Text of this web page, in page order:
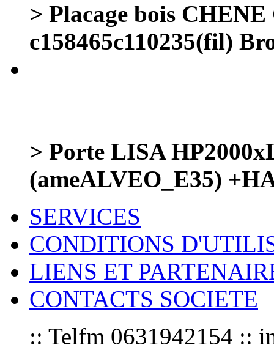
> Placage bois
c158465c110235(fil)
> Porte LISA
(ameALVEO_E35)
SERVICES
CONDITIONS
LIENS ET
CONTACTS SOCIETE
:: Telfm 0631942154 ::